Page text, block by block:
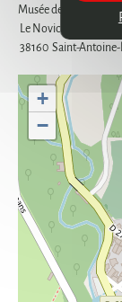
Musée de Saint-
Le Noviciat
38160 Saint-
+
−